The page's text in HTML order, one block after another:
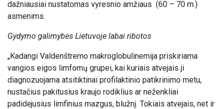
dažniausiai nustatomas vyresnio amžiaus (60 – 70 m.)
asmenims.
Gydymo galimybės Lietuvoje labai ribotos
„Kadangi Valdenštremo makroglobulinemija priskiriama
vangios eigos limfomų grupei, kai kuriais atvejais ji
diagnozuojama atsitiktinai profilaktinio patikrinimo metu,
nustačius pakitusius kraujo rodiklius ar neženkliai
padidėjusius limfinius mazgus, blužnį. Tokiais atvejais, net ir